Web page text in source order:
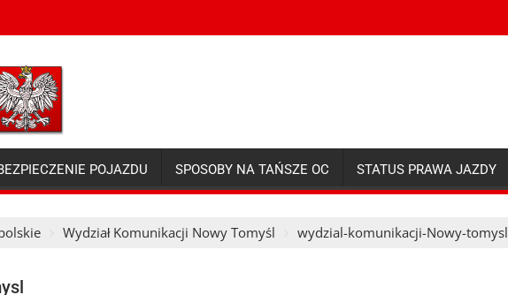
POJAZDU SPOSOBY NA TAŃSZE OC STATUS PRAWA JAZDY
Wydział Komunikacji Nowy Tomyśl wydzial-komunikacji-Nowy-tomysl